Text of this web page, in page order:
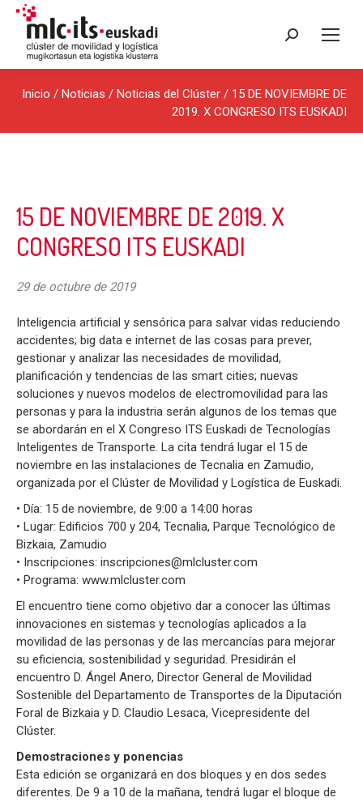
Buscar:
Inicio / Noticias / Noticias del Clúster / 15 DE NOVIEMBRE DE
2019. X CONGRESO ITS EUSKADI
15 DE NOVIEMBRE DE 2019. X
CONGRESO ITS EUSKADI
29 de octubre de 2019
Inteligencia artificial y sensórica para salvar vidas reduciendo
accidentes; big data e internet de las cosas para prever,
gestionar y analizar las necesidades de movilidad,
planificación y tendencias de las smart cities; nuevas
soluciones y nuevos modelos de electromovilidad para las
personas y para la industria serán algunos de los temas que
se abordarán en el X Congreso ITS Euskadi de Tecnologías
Inteligentes de Transporte. La cita tendrá lugar el 15 de
noviembre en las instalaciones de Tecnalia en Zamudio,
organizada por el Clúster de Movilidad y Logística de Euskadi.
• Día: 15 de noviembre, de 9:00 a 14:00 horas
• Lugar: Edificios 700 y 204, Tecnalia, Parque Tecnológico de
Bizkaia, Zamudio
• Inscripciones: inscripciones@mlcluster.com
• Programa: www.mlcluster.com
El encuentro tiene como objetivo dar a conocer las últimas
innovaciones en sistemas y tecnologías aplicados a la
movilidad de las personas y de las mercancías para mejorar
su eficiencia, sostenibilidad y seguridad. Presidirán el
encuentro D. Ángel Anero, Director General de Movilidad
Sostenible del Departamento de Transportes de la Diputación
Foral de Bizkaia y D. Claudio Lesaca, Vicepresidente del
Clúster.
Demostraciones y ponencias
Esta edición se organizará en dos bloques y en dos sedes
diferentes. De 9 a 10 de la mañana, tendrá lugar el bloque de